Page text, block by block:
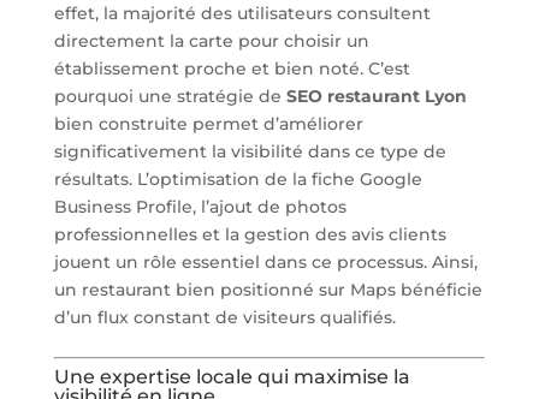
effet, la majorité des utilisateurs consultent
directement la carte pour choisir un
établissement proche et bien noté. C’est
pourquoi une stratégie de SEO restaurant Lyon
bien construite permet d’améliorer
significativement la visibilité dans ce type de
résultats. L’optimisation de la fiche Google
Business Profile, l’ajout de photos
professionnelles et la gestion des avis clients
jouent un rôle essentiel dans ce processus. Ainsi,
un restaurant bien positionné sur Maps bénéficie
d’un flux constant de visiteurs qualifiés.
Une expertise locale qui maximise la